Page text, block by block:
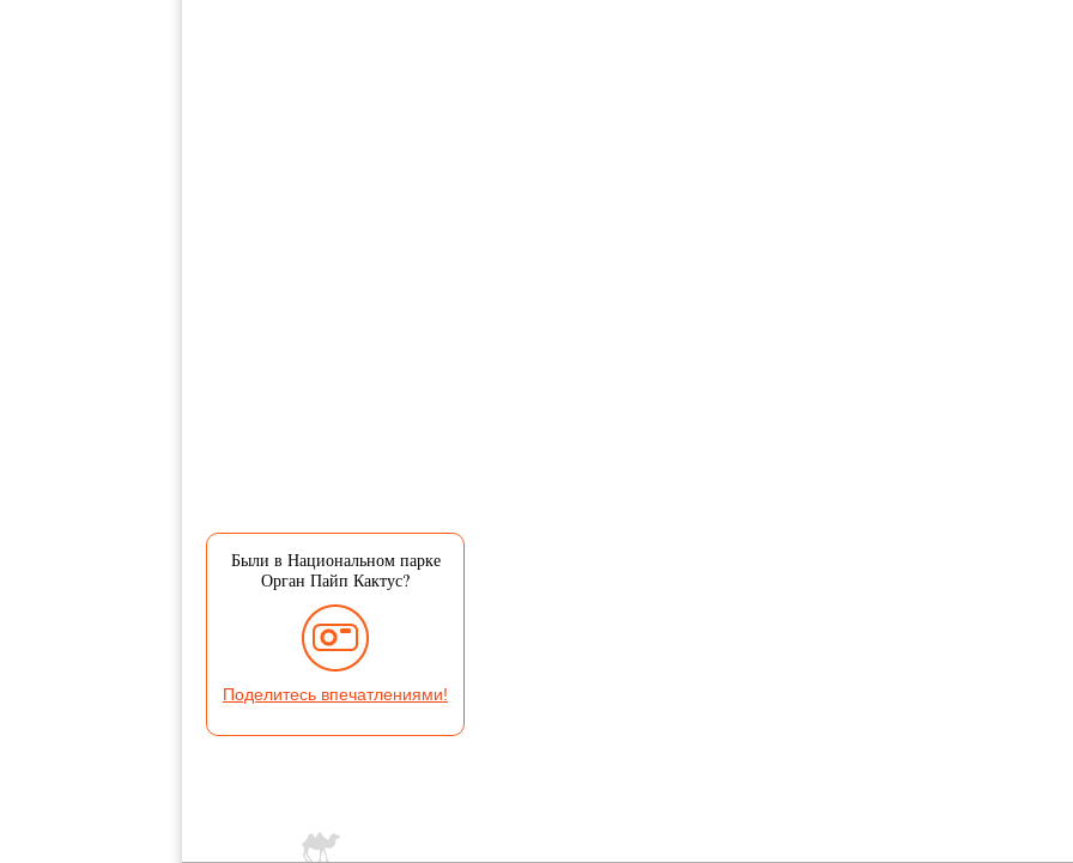
Были в Национальном парке
Орган Пайп Кактус?
Поделитесь впечатлениями!